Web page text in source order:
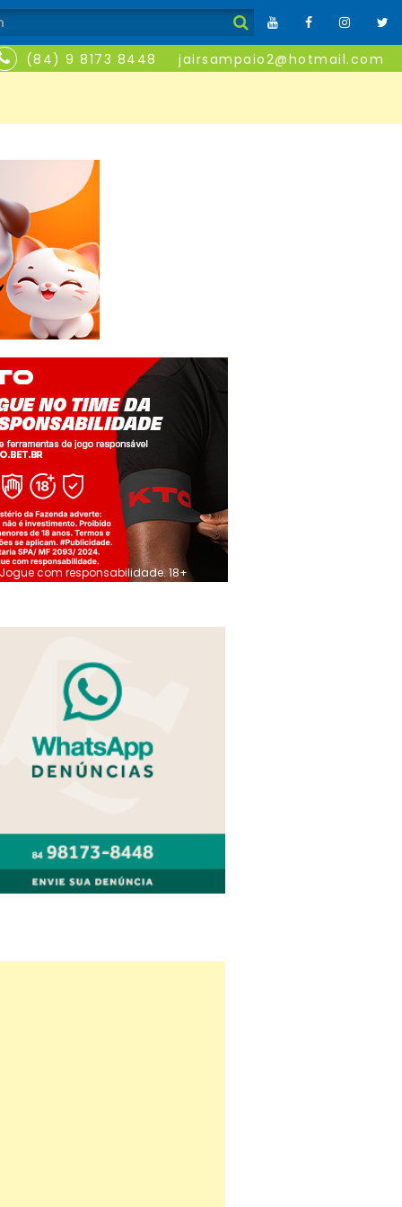
(84) 9 8173 8448 jairsampaio2@hotmail.com
Jogue com responsabilidade. 18+